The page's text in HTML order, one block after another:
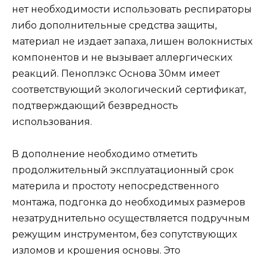
нет необходимости использовать респираторы
либо дополнительные средства защиты,
материал не издает запаха, лишен волокнистых
компонентов и не вызывает аллергических
реакций. Пеноплэкс Основа 30мм имеет
соответствующий экологический сертификат,
подтверждающий безвредность
использования.
В дополнение необходимо отметить
продолжительный эксплуатационный срок
материла и простоту непосредственного
монтажа, подгонка до необходимых размеров
незатруднительно осуществляется подручным
режущим инструментом, без сопутствующих
изломов и крошения основы. Это